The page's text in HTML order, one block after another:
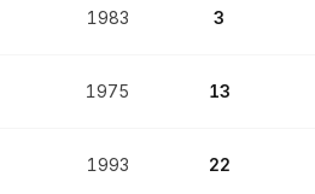
1983 3
1975 13
1993 22